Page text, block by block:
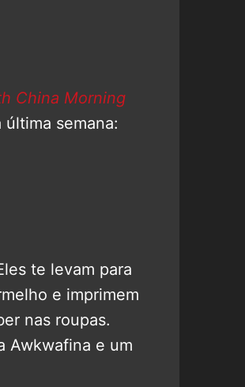
China Morning
semana:
te levam para
e imprimem
nas roupas.
Awkwafina e um